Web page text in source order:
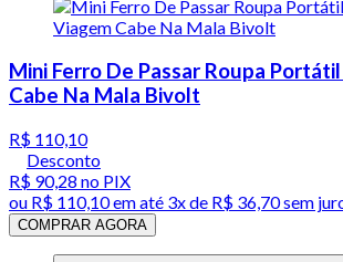
Mini Ferro De Passar Roupa
Cabe Na Mala Bivolt
R$ 110,10
Desconto
R$ 90,28 no PIX
ou R$ 110,10em até 3x de R$ 36,70 sem
COMPRAR AGORA